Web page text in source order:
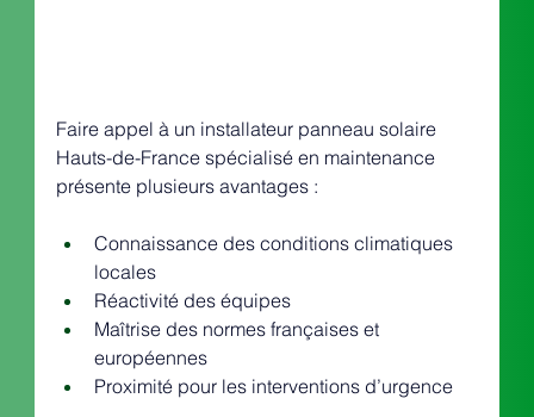
Faire appel à un installateur panneau solaire
Hauts-de-France spécialisé en maintenance
présente plusieurs avantages :
Connaissance des conditions climatiques
locales
Réactivité des équipes
Maîtrise des normes françaises et
européennes
Proximité pour les interventions d’urgence